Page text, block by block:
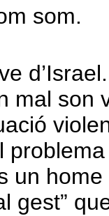
som.
d’Israel.
mal son
un
gest”